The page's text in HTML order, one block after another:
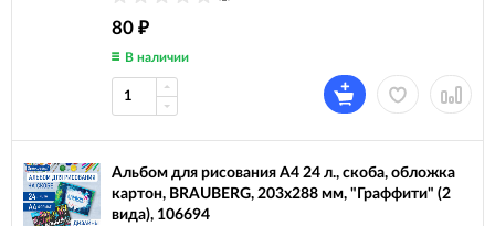
80 ₽
В наличии
Альбом для рисования А4 24 л., скоба, обложка
картон, BRAUBERG, 203х288 мм, "Граффити" (2
вида), 106694